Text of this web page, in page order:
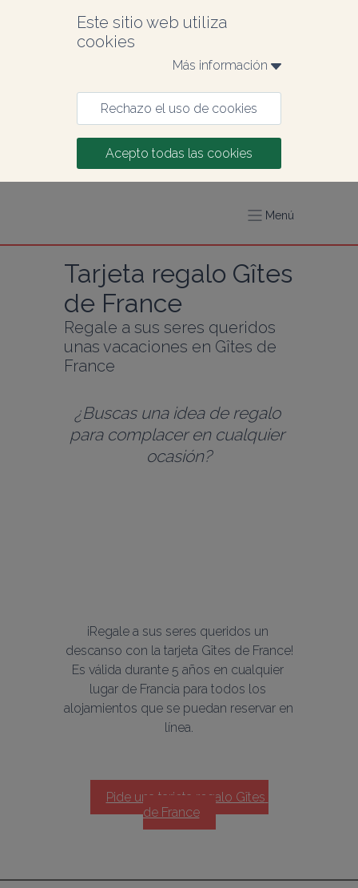
Este sitio web utiliza
cookies
Más información
Rechazo el uso de cookies
Acepto todas las cookies
Menú
Tarjeta regalo Gîtes
de France
Regale a sus seres queridos
unas vacaciones en Gîtes de
France
¿Buscas una idea de regalo
para complacer en cualquier
ocasión?
¡Regale a sus seres queridos un
descanso con la tarjeta Gîtes de France!
Es válida durante 5 años en cualquier
lugar de Francia para todos los
alojamientos que se puedan reservar en
línea.
Pide una tarjeta regalo Gîtes
de France